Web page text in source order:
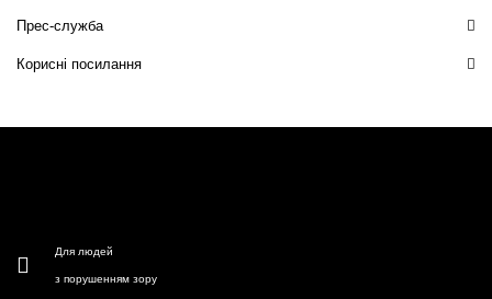
Прес-служба
Корисні посилання
Для людей
з порушенням зору